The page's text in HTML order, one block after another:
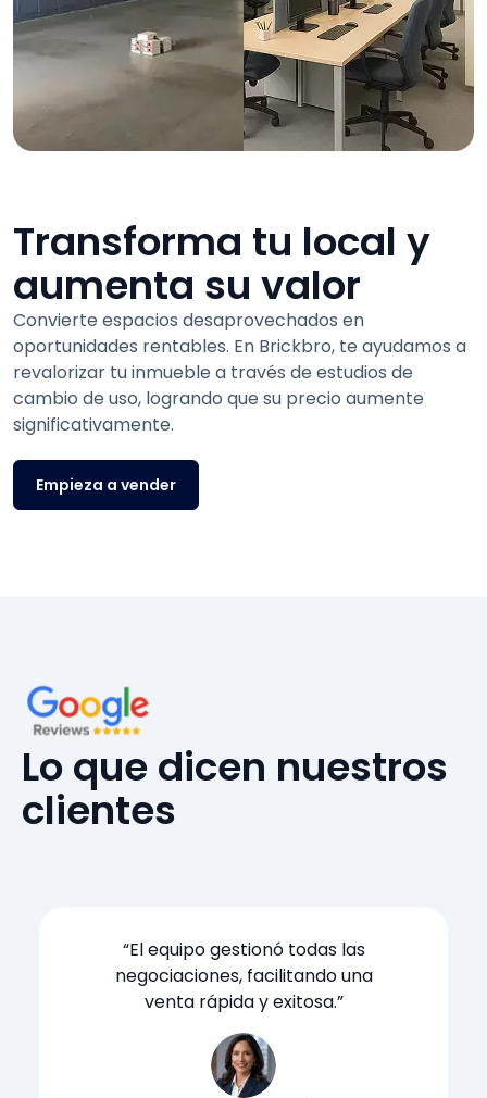
Transforma tu local y
aumenta su valor
Convierte espacios desaprovechados en
oportunidades rentables. En Brickbro, te ayudamos a
revalorizar tu inmueble a través de estudios de
cambio de uso, logrando que su precio aumente
significativamente.
Empieza a vender
Lo que dicen nuestros
clientes
“El equipo gestionó todas las
negociaciones, facilitando una
venta rápida y exitosa.”